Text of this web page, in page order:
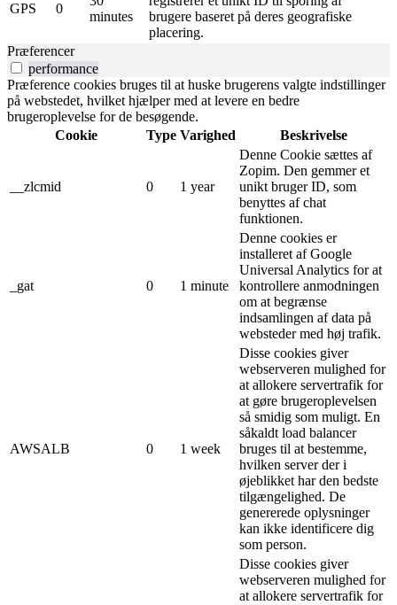
GPS 0
minutes
brugere baseret på deres geografiske
placering.
Præferencer
performance
Præference cookies bruges til at huske brugerens valgte indstillinger
på webstedet, hvilket hjælper med at levere en bedre
brugeroplevelse for de besøgende.
Cookie
Type Varighed Beskrivelse
__zlcmid 0 1 year
Denne Cookie sættes af
Zopim. Den gemmer et
unikt bruger ID, som
benyttes af chat
funktionen.
_gat 0 1 minute
Denne cookies er
installeret af Google
Universal Analytics for at
kontrollere anmodningen
om at begrænse
indsamlingen af ​​data på
websteder med høj trafik.
AWSALB 0 1 week
Disse cookies giver
webserveren mulighed for
at allokere servertrafik for
at gøre brugeroplevelsen
så smidig som muligt. En
såkaldt load balancer
bruges til at bestemme,
hvilken server der i
øjeblikket har den bedste
tilgængelighed. De
genererede oplysninger
kan ikke identificere dig
som person.
Disse cookies giver
webserveren mulighed for
at allokere servertrafik for